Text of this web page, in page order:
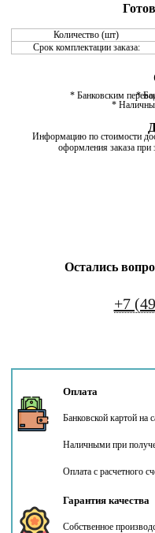
Количество (шт)
Срок комплектации заказа:
* Банковским
*
*
Информацию по стоимости
оформления заказа при
Остались
+7
Оплата
Банковской картой на
Наличными при
Оплата с расчетного
Гарантия качества
Собственное